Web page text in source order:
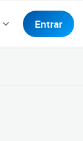
Entrar